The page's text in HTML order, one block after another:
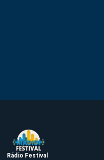
Rádio Festival